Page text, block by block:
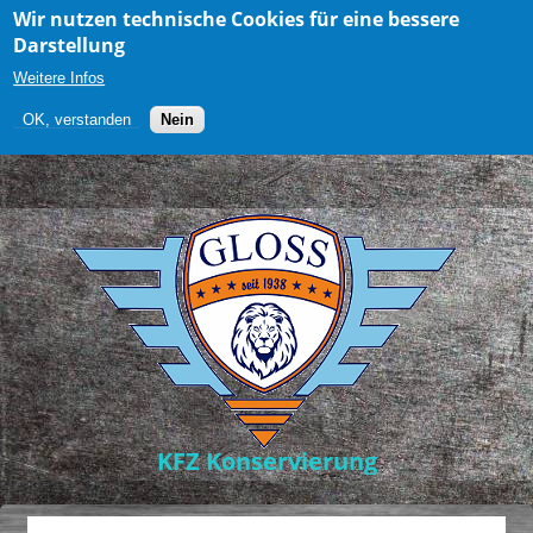
Wir nutzen technische Cookies für eine bessere
Darstellung
Weitere Infos
OK, verstanden Nein
Direkt zum Inhalt
KFZ Konservierung